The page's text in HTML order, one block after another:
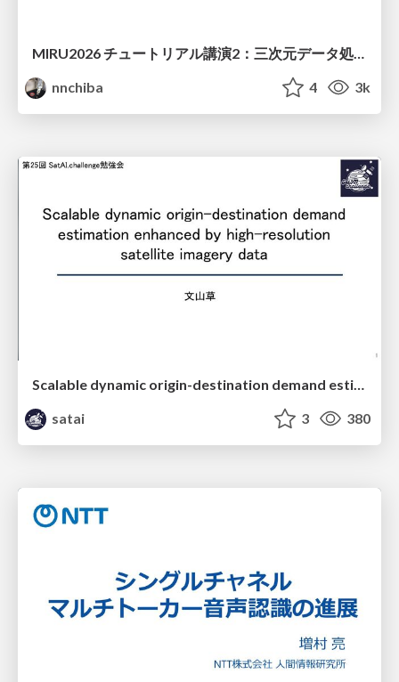
nnchiba
4 3k
Scalable dynamic origin-destination demand estimation enhanced by high-resolution satellite imagery data
satai
3 380